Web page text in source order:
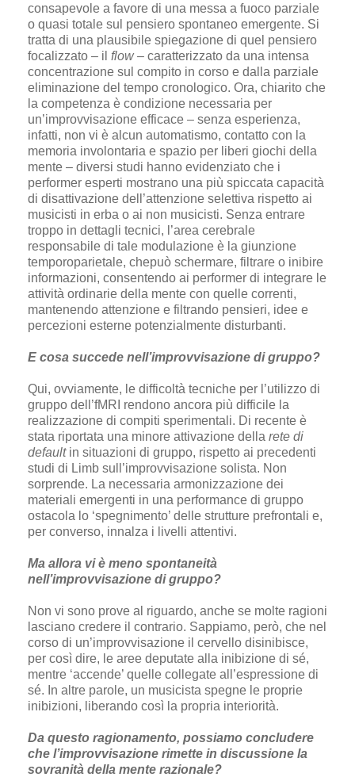
consapevole a favore di una messa a fuoco parziale
o quasi totale sul pensiero spontaneo emergente. Si
tratta di una plausibile spiegazione di quel pensiero
focalizzato – il flow– caratterizzato da una intensa
concentrazione sul compito in corso e dalla parziale
eliminazione del tempo cronologico. Ora, chiarito che
la competenza è condizione necessaria per
un’improvvisazione efficace – senza esperienza,
infatti, non vi è alcun automatismo, contatto con la
memoria involontaria e spazio per liberi giochi della
mente – diversi studi hanno evidenziato che i
performer esperti mostrano una più spiccata capacità
di disattivazione dell’attenzione selettiva rispetto ai
musicisti in erba o ai non musicisti. Senza entrare
troppo in dettagli tecnici, l’area cerebrale
responsabile di tale modulazione è la giunzione
temporoparietale, chepuò schermare, filtrare o inibire
informazioni, consentendo ai performer di integrare le
attività ordinarie della mente con quelle correnti,
mantenendo attenzione e filtrando pensieri, idee e
percezioni esterne potenzialmente disturbanti.
E cosa succede nell’improvvisazione di gruppo?
Qui, ovviamente, le difficoltà tecniche per l’utilizzo di
gruppo dell’fMRI rendono ancora più difficile la
realizzazione di compiti sperimentali. Di recente è
stata riportata una minore attivazione della rete di
defaultin situazioni di gruppo, rispetto ai precedenti
studi di Limb sull’improvvisazione solista. Non
sorprende. La necessaria armonizzazione dei
materiali emergenti in una performance di gruppo
ostacola lo ‘spegnimento’ delle strutture prefrontali e,
per converso, innalza i livelli attentivi.
Ma allora vi è meno spontaneità
nell’improvvisazione di gruppo?
Non vi sono prove al riguardo, anche se molte ragioni
lasciano credere il contrario. Sappiamo, però, che nel
corso di un’improvvisazione il cervello disinibisce,
per così dire, le aree deputate alla inibizione di sé,
mentre ‘accende’ quelle collegate all’espressione di
sé. In altre parole, un musicista spegne le proprie
inibizioni, liberando così la propria interiorità.
Da questo ragionamento, possiamo concludere
che l’improvvisazione rimette in discussione la
sovranità della mente razionale?